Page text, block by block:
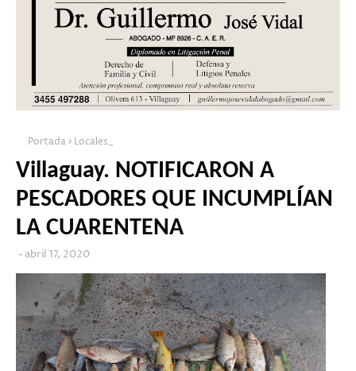
Portada Locales_
Villaguay. NOTIFICARON A
PESCADORES QUE INCUMPLÍAN
LA CUARENTENA
abril 17, 2020